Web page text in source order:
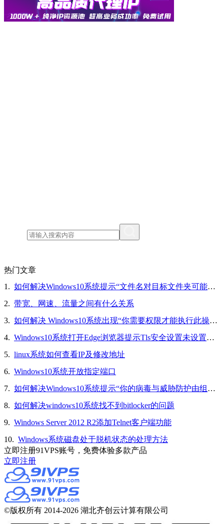
热门文章
1. 如何解决Windows10系统提示“文件名对目标文件夹可能太长，你可以缩短文件名”的问题
2. 带宽、网速、流量之间有什么关系
3. 如何解决 Windows10系统出现“你需要权限才能执行此操作”的问题
4. Windows10系统打开Edge浏览器提示Tls安全设置未设置为默认设置的解决方法
5. linux系统如何查看IP及修改地址
6. Windows10系统开放指定端口
7. 如何解决Windows10系统提示“你的病毒与威胁防护由组织提供”的问题
8. 如何解决windows10系统找不到bitlocker的问题
9. Windows Server 2012 R2添加Telnet客户端功能
10. Windows系统磁盘处于脱机状态的处理方法
立即注册91VPS账号，免费体验多款产品
立即注册
©版权所有 2014-2026 湖北齐创云计算有限公司